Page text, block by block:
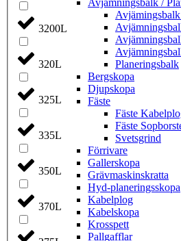
3200L
320L
325L
335L
350L
370L
Avjämnings­balk /
Planerings­balk
Berg­skopa
Djup­skopa
Fäste
Fäste
Fäste
Svets­grind
Förrivare
Galler­skopa
Gräv­maskins­kratta
Hyd­-planerings­skopa
Kabel­plog
Kabel­skopa
Kros­spett
Pallgafflar